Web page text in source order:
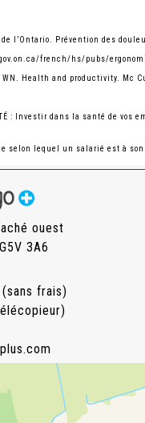
l’Ontario. Prévention des
french/hs/pubs/
WN. Health and productivity.
: Investir dans la santé de
selon lequel un salarié est à
ouest
3A6
frais)